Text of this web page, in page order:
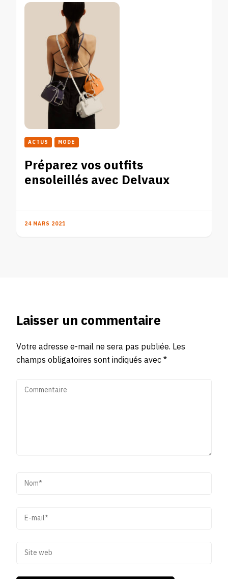
ACTUS MODE
Préparez vos outfits
ensoleillés avec Delvaux
24 MARS 2021
Laisser un commentaire
Votre adresse e-mail ne sera pas publiée. Les
champs obligatoires sont indiqués avec*